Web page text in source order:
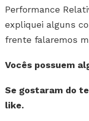
Performance
expliquei alguns
frente falaremos
Vocês possuem
Se gostaram do
like.